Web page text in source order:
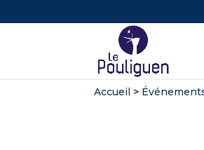
Accueil >